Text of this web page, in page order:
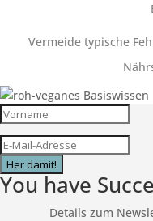
Vermeide typische
Her damit!
You have
Details zum